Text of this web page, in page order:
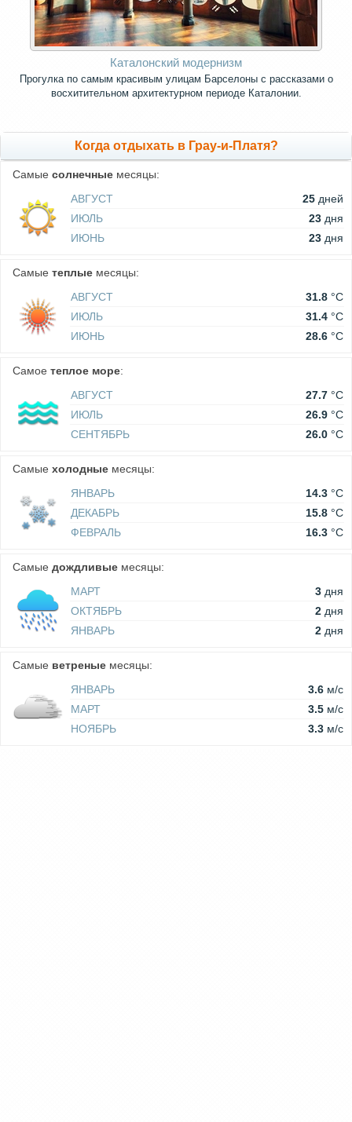
Каталонский модернизм
Прогулка по самым красивым улицам Барселоны с рассказами о
восхитительном архитектурном периоде Каталонии.
Когда отдыхать в Грау-и-Платя?
Самые солнечные месяцы:
АВГУСТ
25 дней
ИЮЛЬ
23 дня
ИЮНЬ
23 дня
Самые теплые месяцы:
АВГУСТ
31.8 °C
ИЮЛЬ
31.4 °C
ИЮНЬ
28.6 °C
Самое теплое море:
АВГУСТ
27.7 °C
ИЮЛЬ
26.9 °C
СЕНТЯБРЬ
26.0 °C
Самые холодные месяцы:
ЯНВАРЬ
14.3 °C
ДЕКАБРЬ
15.8 °C
ФЕВРАЛЬ
16.3 °C
Самые дождливые месяцы:
МАРТ
3 дня
ОКТЯБРЬ
2 дня
ЯНВАРЬ
2 дня
Самые ветреные месяцы:
ЯНВАРЬ
3.6 м/c
МАРТ
3.5 м/c
НОЯБРЬ
3.3 м/c